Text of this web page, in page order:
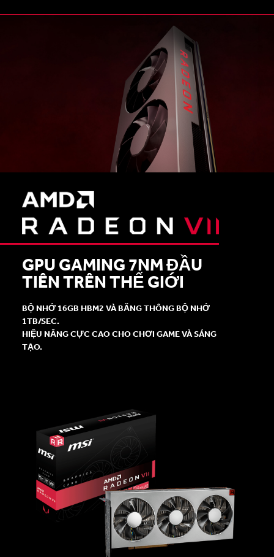
GPU GAMING 7NM ĐẦU
TIÊN TRÊN THẾ GIỚI
BỘ NHỚ 16GB HBM2 VÀ BĂNG THÔNG BỘ NHỚ
1TB/SEC.
HIỆU NĂNG CỰC CAO CHO CHƠI GAME VÀ SÁNG
TẠO.